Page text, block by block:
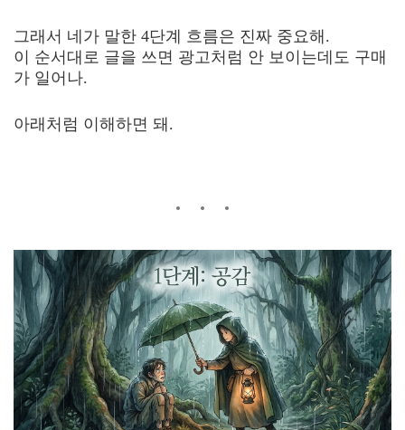
그래서 네가 말한 4단계 흐름은 진짜 중요해.
이 순서대로 글을 쓰면 광고처럼 안 보이는데도 구매
가 일어나.
아래처럼 이해하면 돼.